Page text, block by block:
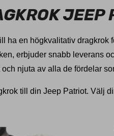
JEEP
ha en högkvalitativ dragkrok
erbjuder snabb leverans
och njuta av alla de fördelar
till din Jeep Patriot. Välj